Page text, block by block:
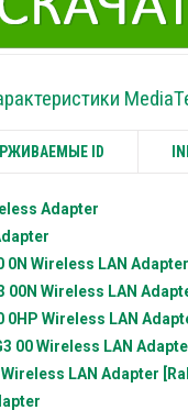
ID
Adapter
0N Wireless LAN
00N Wireless LAN
0HP Wireless LAN
00 Wireless LAN
LAN Adapter